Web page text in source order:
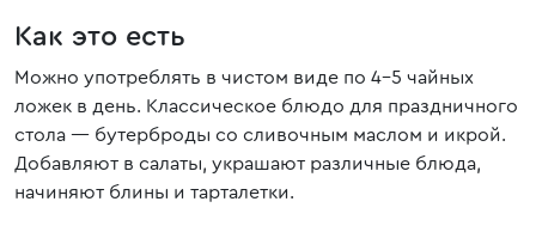
Как это есть
Можно употреблять в чистом виде по 4-5 чайных
ложек в день. Классическое блюдо для праздничного
стола — бутерброды со сливочным маслом и икрой.
Добавляют в салаты, украшают различные блюда,
начиняют блины и тарталетки.